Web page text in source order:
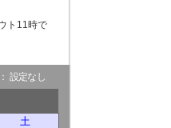
ト11時で
設定なし
土